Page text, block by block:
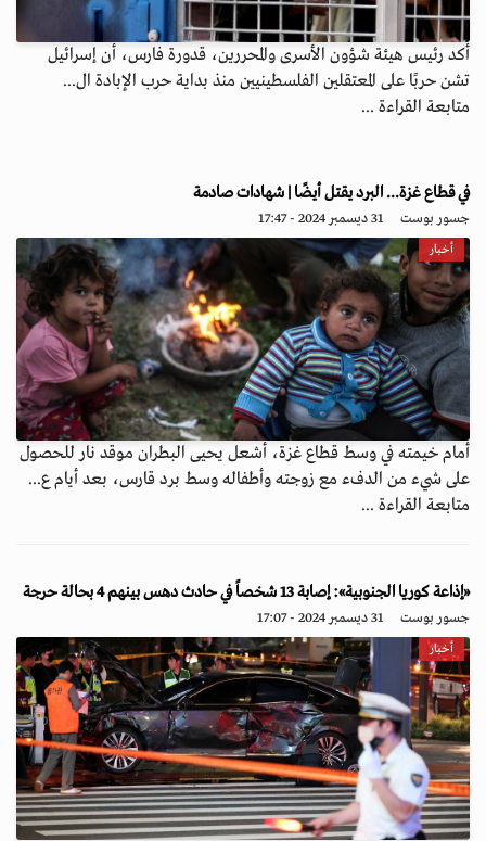
أكد رئيس هيئة شؤون الأسرى والمحررين، قدورة فارس، أن إسرائيل
تشن حربًا على المعتقلين الفلسطينيين منذ بداية حرب الإبادة ال...
متابعة القراءة ...
في قطاع غزة... البرد يقتل أيضًا | شهادات صادمة
جسور بوست 31 ديسمبر 2024 - 17:47
أخبار
أمام خيمته في وسط قطاع غزة، أشعل يحيى البطران موقد نار للحصول
على شيء من الدفء مع زوجته وأطفاله وسط برد قارس، بعد أيام ع...
متابعة القراءة ...
«إذاعة كوريا الجنوبية»: إصابة 13 شخصاً في حادث دهس بينهم 4 بحالة حرجة
جسور بوست 31 ديسمبر 2024 - 17:07
أخبار